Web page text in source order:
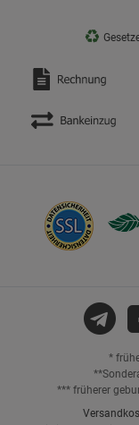
♻
*
*** früherer